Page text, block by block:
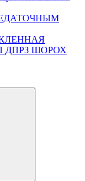
ДП ДПРЗ ШОРОХ